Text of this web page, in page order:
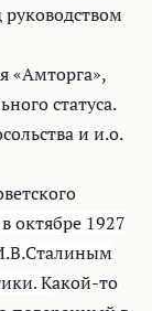
«Амторга»,
статуса.
и и.о.
октябре 1927
Какой-то